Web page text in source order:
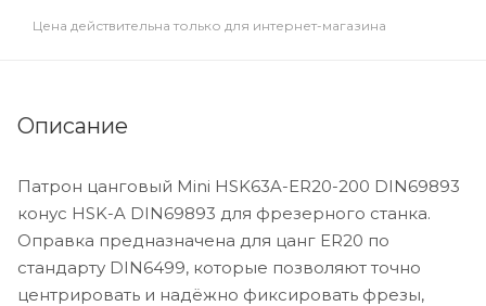
Цена действительна только для интернет-магазина
Описание
Патрон цанговый Mini HSK63A-ER20-200 DIN69893
конус HSK-A DIN69893 для фрезерного станка.
Оправка предназначена для цанг ER20 по
стандарту DIN6499, которые позволяют точно
центрировать и надёжно фиксировать фрезы,